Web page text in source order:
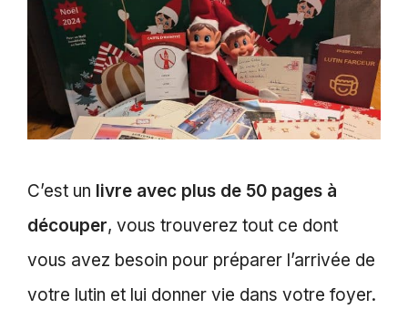
C’est un livre avec plus de 50 pages à
découper, vous trouverez tout ce dont
vous avez besoin pour préparer l’arrivée de
votre lutin et lui donner vie dans votre foyer.